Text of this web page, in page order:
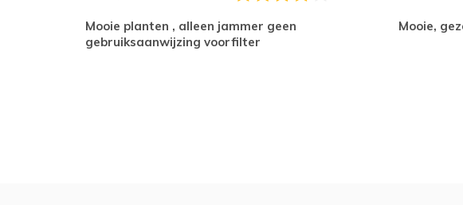
Mooie planten , alleen jammer geen
gebruiksaanwijzing voorfilter
Mooie,